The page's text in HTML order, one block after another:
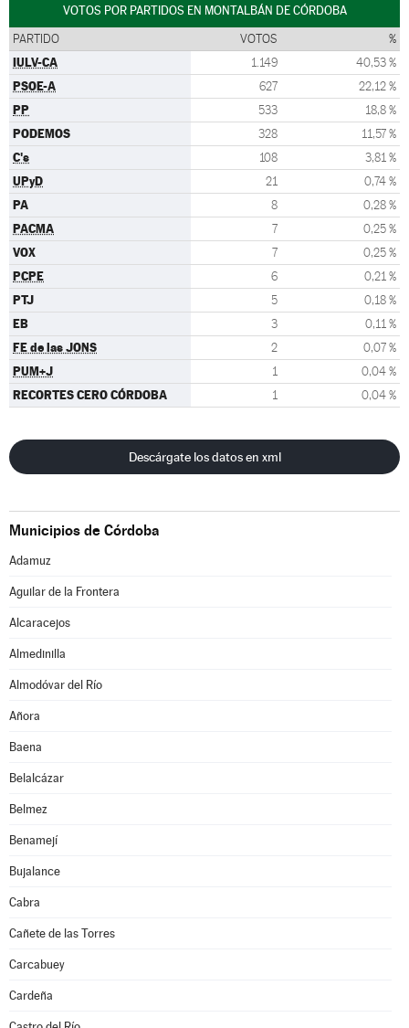
VOTOS POR PARTIDOS EN MONTALBÁN DE CÓRDOBA
PARTIDO VOTOS %
IULV-CA 1.149 40,53 %
PSOE-A 627 22,12 %
PP 533 18,8 %
PODEMOS 328 11,57 %
C's 108 3,81 %
UPyD 21 0,74 %
PA 8 0,28 %
PACMA 7 0,25 %
VOX 7 0,25 %
PCPE 6 0,21 %
PTJ 5 0,18 %
EB 3 0,11 %
FE de las JONS 2 0,07 %
PUM+J 1 0,04 %
RECORTES CERO CÓRDOBA 1 0,04 %
Descárgate los datos en xml
Municipios de Córdoba
Adamuz
Aguilar de la Frontera
Alcaracejos
Almedinilla
Almodóvar del Río
Añora
Baena
Belalcázar
Belmez
Benamejí
Bujalance
Cabra
Cañete de las Torres
Carcabuey
Cardeña